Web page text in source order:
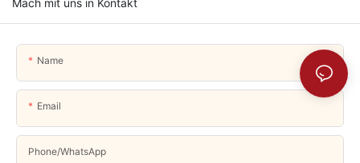
Mach mit uns in Kontakt
Name
Email
Phone/whatsApp